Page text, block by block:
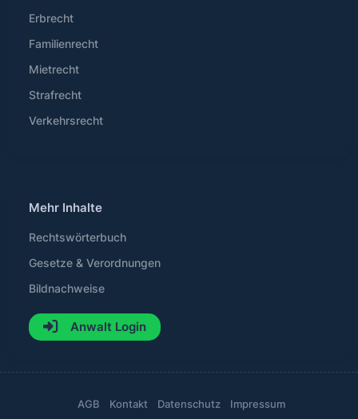
Erbrecht
Familienrecht
Mietrecht
Strafrecht
Verkehrsrecht
Mehr Inhalte
Rechtswörterbuch
Gesetze & Verordnungen
Bildnachweise
Anwalt Login
AGB Kontakt Datenschutz Impressum